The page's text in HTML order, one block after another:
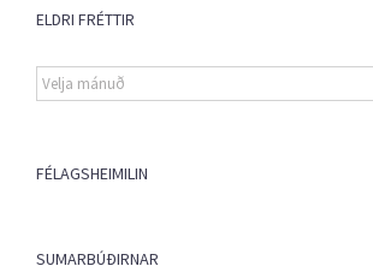
ELDRI FRÉTTIR
Eldri
fréttir
FÉLAGSHEIMILIN
SUMARBÚÐIRNAR